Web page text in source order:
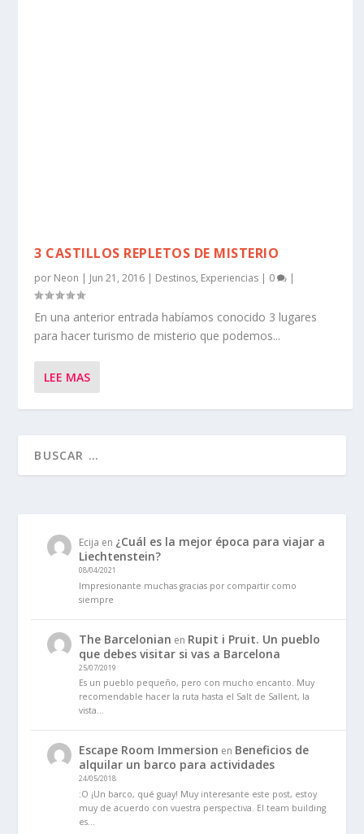
3 CASTILLOS REPLETOS DE MISTERIO
por Neon | Jun 21, 2016 | Destinos, Experiencias | 0 |
En una anterior entrada habíamos conocido 3 lugares
para hacer turismo de misterio que podemos...
LEE MAS
Ecija en ¿Cuál es la mejor época para viajar a
Liechtenstein?
08/04/2021
Impresionante muchas gracias por compartir como
siempre
The Barcelonian en Rupit i Pruit. Un pueblo
que debes visitar si vas a Barcelona
25/07/2019
Es un pueblo pequeño, pero con mucho encanto. Muy
recomendable hacer la ruta hasta el Salt de Sallent, la
vista…
Escape Room Immersion en Beneficios de
alquilar un barco para actividades
24/05/2018
:O ¡Un barco, qué guay! Muy interesante este post, estoy
muy de acuerdo con vuestra perspectiva. El team building
es…